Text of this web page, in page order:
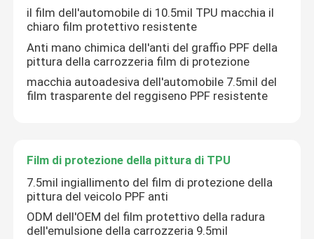
il film dell'automobile di 10.5mil TPU macchia il
chiaro film protettivo resistente
Anti mano chimica dell'anti del graffio PPF della
pittura della carrozzeria film di protezione
macchia autoadesiva dell'automobile 7.5mil del
film trasparente del reggiseno PPF resistente
Film di protezione della pittura di TPU
7.5mil ingiallimento del film di protezione della
pittura del veicolo PPF anti
ODM dell'OEM del film protettivo della radura
dell'emulsione della carrozzeria 9.5mil